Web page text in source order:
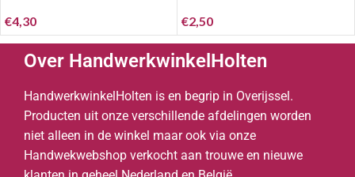
€4,30 €2,50
Over HandwerkwinkelHolten
HandwerkwinkelHolten is en begrip in Overijssel.
Producten uit onze verschillende afdelingen worden
niet alleen in de winkel maar ook via onze
Handwekwebshop verkocht aan trouwe en nieuwe